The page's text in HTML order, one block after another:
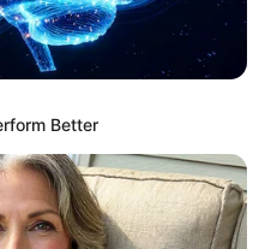
,Notícia Piso Nacional
Better